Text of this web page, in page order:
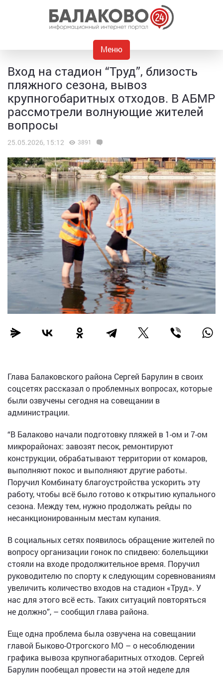
Меню
Вход на стадион “Труд”, близость
пляжного сезона, вывоз
крупногобаритных отходов. В АБМР
рассмотрели волнующие жителей
вопросы
25.05.2026, 15:12 3891
Глава Балаковского района Сергей Барулин в своих
соцсетях рассказал о проблемных вопросах, которые
были озвучены сегодня на совещании в
администрации.
“В Балаково начали подготовку пляжей в 1-ом и 7-ом
микрорайонах: завозят песок, ремонтируют
конструкции, обрабатывают территории от комаров,
выполняют покос и выполняют другие работы.
Поручил Комбинату благоустройства ускорить эту
работу, чтобы всё было готово к открытию купального
сезона. Между тем, нужно продолжать рейды по
несанкционированным местам купания.
В социальных сетях появилось обращение жителей по
вопросу организации гонок по спидвею: болельщики
стояли на входе продолжительное время. Поручил
руководителю по спорту к следующим соревнованиям
увеличить количество входов на стадион «Труд». У
нас для этого всё есть. Таких ситуаций повторяться
не должно”, – сообщил глава района.
Еще одна проблема была озвучена на совещании
главой Быково-Отрогского МО – о несоблюдении
графика вывоза крупногабаритных отходов. Сергей
Барулин пообещал провести на этой неделе для